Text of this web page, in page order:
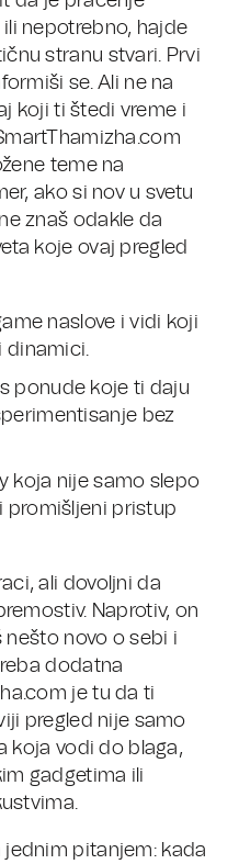
nepotrebno, hajde
stranu stvari. Prvi
se. Ali ne na
koji ti štedi vreme i
teme na
ako si nov u svetu
znaš odakle da
koje ovaj pregled
naslove i vidi koji
dinamici.
ponude koje ti daju
bez
koja nije samo slepo
promišljeni pristup
ali dovoljni da
Naprotiv, on
novo o sebi i
dodatna
je tu da ti
pregled nije samo
koja vodi do blaga,
gadgetima ili
pitanjem: kada